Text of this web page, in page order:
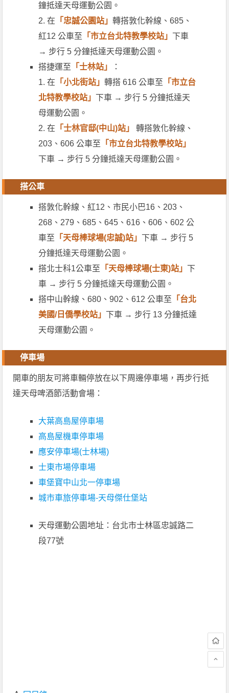
鐘抵達天母運動公園。
2. 在 「忠誠公園站」轉搭敦化幹線、685、
紅12 公車至 「市立台北特教學校站」 下車
→ 步行 5 分鐘抵達天母運動公園。
搭捷運至 「士林站」
：
1. 在 「小北街站」轉搭 616 公車至 「市立台
北特教學校站」 下車 → 步行 5 分鐘抵達天
母運動公園。
2. 在 「士林官邸(中山)站」轉搭敦化幹線、
203、606 公車至 「市立台北特教學校站」
下車 → 步行 5 分鐘抵達天母運動公園。
搭公車
搭敦化幹線、紅12、市民小巴16、203、
268、279、685、645、616、606、602 公
車至 「 天母棒球場(忠誠)站」 下車 → 步行 5
分鐘抵達天母運動公園。
搭北士科1公車至 「 天母棒球場(士東)站」 下
車 → 步行 5 分鐘抵達天母運動公園。
搭中山幹線、680、902、612 公車至 「台北
美國/日僑學校站」 下車 → 步行 13 分鐘抵達
天母運動公園。
停車場
開車的朋友可將車輛停放在以下周邊停車場，再步行抵
達天母啤酒節活動會場：
大葉高島屋停車場
高島屋機車停車場
應安停車場(士林場)
士東市場停車場
車堡寶中山北一停車場
城市車旅停車場-天母傑仕堡站
天母運動公園地址：台北市士林區忠誠路二
段77號